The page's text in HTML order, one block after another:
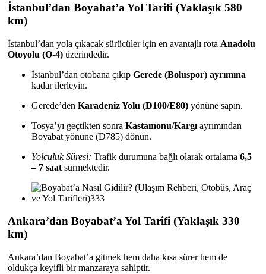
İstanbul’dan Boyabat’a Yol Tarifi (Yaklaşık 580
km)
İstanbul’dan yola çıkacak sürücüler için en avantajlı rota Anadolu
Otoyolu (O-4) üzerindedir.
İstanbul’dan otobana çıkıp Gerede (Boluspor) ayrımına
kadar ilerleyin.
Gerede’den Karadeniz Yolu (D100/E80) yönüne sapın.
Tosya’yı geçtikten sonra Kastamonu/Kargı ayrımından
Boyabat yönüne (D785) dönün.
Yolculuk Süresi: Trafik durumuna bağlı olarak ortalama 6,5
– 7 saat sürmektedir.
Ankara’dan Boyabat’a Yol Tarifi (Yaklaşık 330
km)
Ankara’dan Boyabat’a gitmek hem daha kısa sürer hem de
oldukça keyifli bir manzaraya sahiptir.